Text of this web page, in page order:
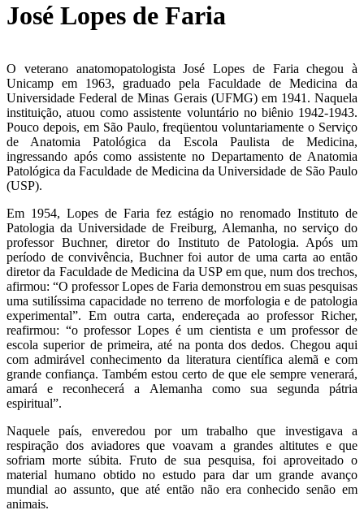
José Lopes de Faria
O veterano anatomopatologista José Lopes de Faria chegou à
Unicamp em 1963, graduado pela Faculdade de Medicina da
Universidade Federal de Minas Gerais (UFMG) em 1941. Naquela
instituição, atuou como assistente voluntário no biênio 1942-1943.
Pouco depois, em São Paulo, freqüentou voluntariamente o Serviço
de Anatomia Patológica da Escola Paulista de Medicina,
ingressando após como assistente no Departamento de Anatomia
Patológica da Faculdade de Medicina da Universidade de São Paulo
(USP).
Em 1954, Lopes de Faria fez estágio no renomado Instituto de
Patologia da Universidade de Freiburg, Alemanha, no serviço do
professor Buchner, diretor do Instituto de Patologia. Após um
período de convivência, Buchner foi autor de uma carta ao então
diretor da Faculdade de Medicina da USP em que, num dos trechos,
afirmou: “O professor Lopes de Faria demonstrou em suas pesquisas
uma sutilíssima capacidade no terreno de morfologia e de patologia
experimental”. Em outra carta, endereçada ao professor Richer,
reafirmou: “o professor Lopes é um cientista e um professor de
escola superior de primeira, até na ponta dos dedos. Chegou aqui
com admirável conhecimento da literatura científica alemã e com
grande confiança. Também estou certo de que ele sempre venerará,
amará e reconhecerá a Alemanha como sua segunda pátria
espiritual”.
Naquele país, enveredou por um trabalho que investigava a
respiração dos aviadores que voavam a grandes altitutes e que
sofriam morte súbita. Fruto de sua pesquisa, foi aproveitado o
material humano obtido no estudo para dar um grande avanço
mundial ao assunto, que até então não era conhecido senão em
animais.